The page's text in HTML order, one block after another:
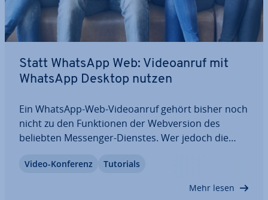
Statt WhatsApp Web: Vi­deo­an­ruf mit
WhatsApp Desktop nutzen
Ein WhatsApp-Web-Vi­deo­an­ruf gehört bisher noch
nicht zu den Funk­tio­nen der Web­ver­si­on des
beliebten Messenger-Dienstes. Wer jedoch die
WhatsApp-Vi­deo­an­ruf am PC starten. Dafür
Video-Konferenz Tutorials
Mehr lesen